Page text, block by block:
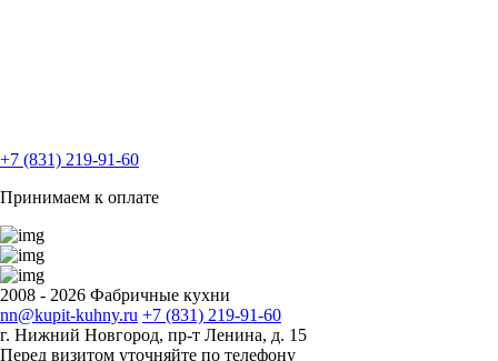
+7 (831) 219-91-60
Принимаем к оплате
2008 - 2026 Фабричные кухни
nn@kupit-kuhny.ru +7 (831) 219-91-60
г. Нижний Новгород, пр-т Ленина, д. 15
Перед визитом уточняйте по телефону